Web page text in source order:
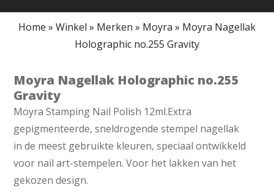
Home » Winkel » Merken » Moyra » Moyra Nagellak
Holographic no.255 Gravity
Moyra Nagellak Holographic no.255
Gravity
Moyra Stamping Nail Polish 12ml.Extra
gepigmenteerde, sneldrogende stempel nagellak
in de meest gebruikte kleuren, speciaal ontwikkeld
voor nail art-stempelen. Voor het lakken van het
gekozen design.